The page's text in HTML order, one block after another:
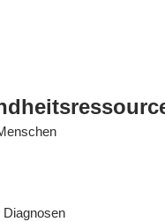
Diagnosen